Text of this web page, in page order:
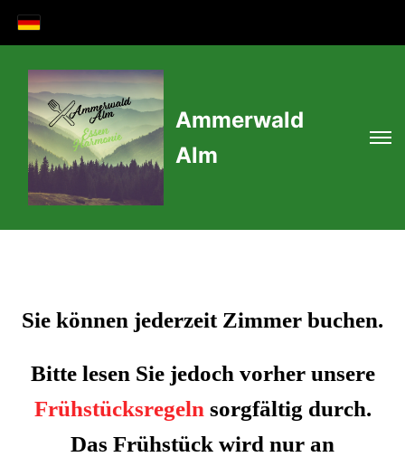
Ammerwald
Alm
Sie können jederzeit Zimmer buchen.
Bitte lesen Sie jedoch vorher unsere
Frühstücksregeln sorgfältig durch.
Das Frühstück wird nur an